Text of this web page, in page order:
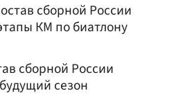
сборной России
КМ по биатлону
сборной России
сезон